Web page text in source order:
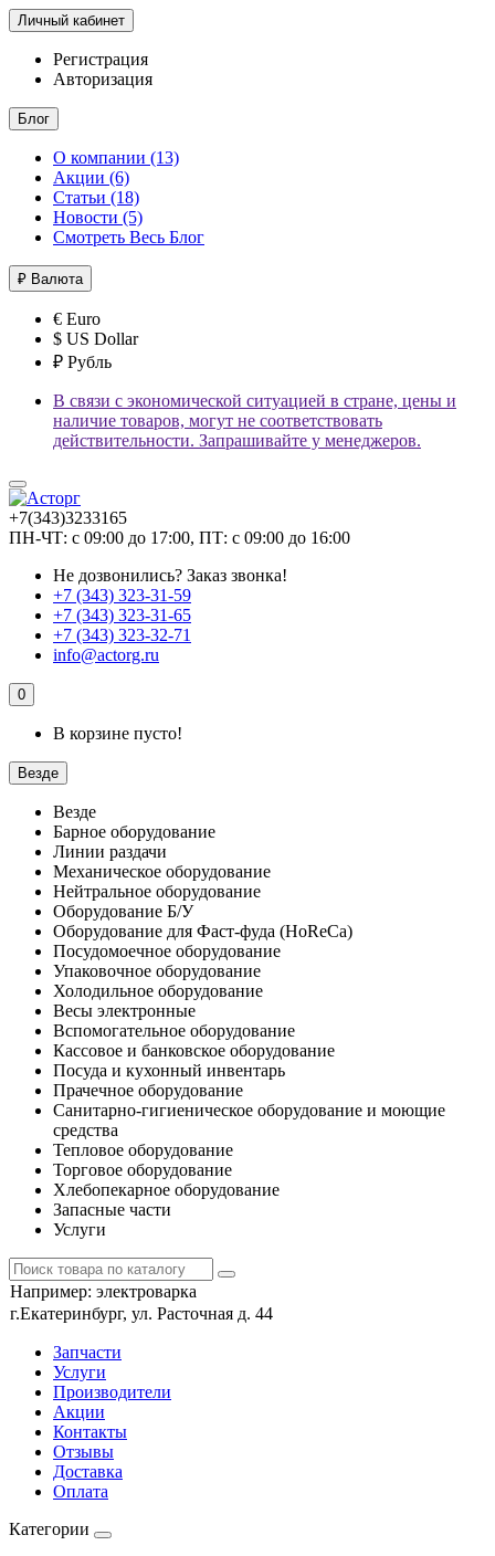
Личный кабинет
Регистрация
Авторизация
Блог
О компании (13)
Акции (6)
Статьи (18)
Новости (5)
Смотреть Весь Блог
₽ Валюта
€ Euro
$ US Dollar
₽ Рубль
В связи с экономической ситуацией в стране, цены и
наличие товаров, могут не соответствовать
действительности. Запрашивайте у менеджеров.
+7(343)3233165
ПН-ЧТ: с 09:00 до 17:00, ПТ: с 09:00 до 16:00
Не дозвонились? Заказ звонка!
+7 (343) 323-31-59
+7 (343) 323-31-65
+7 (343) 323-32-71
info@actorg.ru
0
В корзине пусто!
Везде
Везде
Барное оборудование
Линии раздачи
Механическое оборудование
Нейтральное оборудование
Оборудование Б/У
Оборудование для Фаст-фуда (HoReCa)
Посудомоечное оборудование
Упаковочное оборудование
Холодильное оборудование
Весы электронные
Вспомогательное оборудование
Кассовое и банковское оборудование
Посуда и кухонный инвентарь
Прачечное оборудование
Санитарно-гигиеническое оборудование и моющие
средства
Тепловое оборудование
Торговое оборудование
Хлебопекарное оборудование
Запасные части
Услуги
Например: электроварка
г.Екатеринбург, ул. Расточная д. 44
Запчасти
Услуги
Производители
Акции
Контакты
Отзывы
Доставка
Оплата
Категории